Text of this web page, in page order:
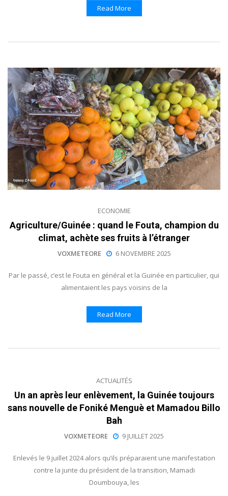
Read More
ECONOMIE
Agriculture/Guinée : quand le Fouta, champion du
climat, achète ses fruits à l’étranger
VOXMETEORE 6 NOVEMBRE 2025
Par le passé, c’est le Fouta en général et la Guinée en particulier, qui
alimentaient les pays voisins de la
Read More
ACTUALITÉS
Un an après leur enlèvement, la Guinée toujours
sans nouvelle de Foniké Menguè et Mamadou Billo
Bah
VOXMETEORE 9 JUILLET 2025
Enlevés le 9 juillet 2024 alors qu’ils préparaient une manifestation
contre la junte du président de la transition, Mamadi
Doumbouya, les